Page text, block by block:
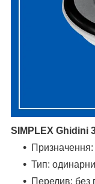
SIMPLEX Ghidini
Призначення:
Тип:
Перелив: без